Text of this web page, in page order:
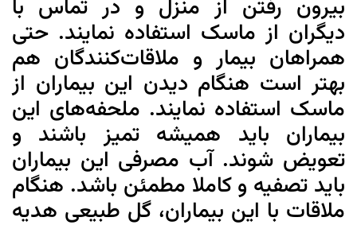
بیرون رفتن از منزل و در تماس با
دیگران از ماسک استفاده نمایند. حتی
همراهان بیمار و ملاقات‌کنندگان هم
بهتر است هنگام دیدن این بیماران از
ماسک استفاده نمایند. ملحفه‌های این
بیماران باید همیشه تمیز باشند و
تعویض شوند. آب مصرفی این بیماران
باید تصفیه و کاملا مطمئن باشد. هنگام
ملاقات با این بیماران، گل طبیعی هدیه